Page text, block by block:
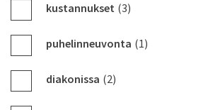
kustannukset (3)
puhelinneuvonta (1)
diakonissa (2)